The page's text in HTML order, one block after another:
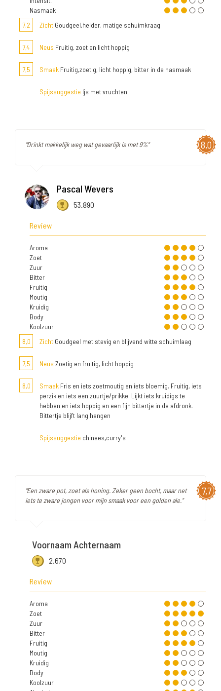
Nasmaak
7,2
Zicht Goudgeel,helder, matige schuimkraag
7,4 Neus Fruitig, zoet en licht hoppig
7,5 Smaak Fruitig,zoetig, licht hoppig, bitter in de nasmaak
Spijssuggestie Ijs met vruchten
8,0
"Drinkt makkelijk weg wat gevaarlijk is met 9%"
Pascal Wevers
53.890
Review
Aroma
Zoet
Zuur
Bitter
Fruitig
Moutig
Kruidig
Body
Koolzuur
8,0
Zicht Goudgeel met stevig en blijvend witte schuimlaag
7,5 Neus Zoetig en fruitig, licht hoppig
8,0 Smaak Fris en iets zoetmoutig en iets bloemig. Fruitig, iets
perzik en iets een zuurtje/prikkel Lijkt iets kruidigs te
hebben en iets hoppig en een fijn bittertje in de afdronk.
Bittertje blijft lang hangen
Spijssuggestie chinees,curry's
7,7
"Een zware pot, zoet als honing. Zeker geen bocht, maar net
iets te zware jongen voor mijn smaak voor een golden ale."
Voornaam Achternaam
2.670
Review
Aroma
Zoet
Zuur
Bitter
Fruitig
Moutig
Kruidig
Body
Koolzuur